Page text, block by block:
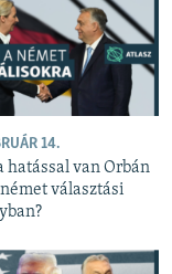
14.
hatással van Orbán
választási